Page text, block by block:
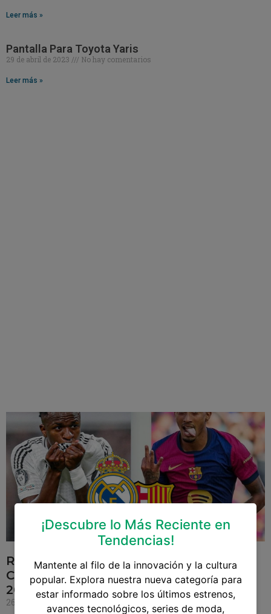
Leer más »
Pantalla Para Toyota Yaris
29 de abril de 2023 No hay comentarios
Leer más »
Real Madrid vs. Barcelona: Un Nuevo
Capítulo del Clásico Español en LaLiga
2024/25
26 de octubre de 2024
¡Descubre lo Más Reciente en
Tendencias!
Mantente al filo de la innovación y la cultura
popular. Explora nuestra nueva categoría para
estar informado sobre los últimos estrenos,
avances tecnológicos, series de moda,